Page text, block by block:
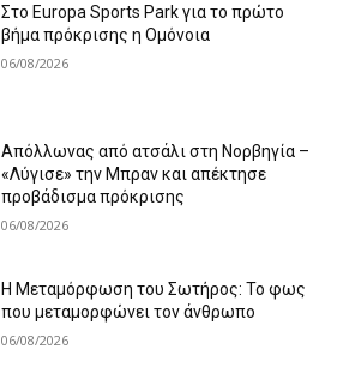
Στο Europa Sports Park για το πρώτο
βήμα πρόκρισης η Ομόνοια
06/08/2026
Απόλλωνας από ατσάλι στη Νορβηγία –
«Λύγισε» την Μπραν και απέκτησε
προβάδισμα πρόκρισης
06/08/2026
Η Μεταμόρφωση του Σωτήρος: Το φως
που μεταμορφώνει τον άνθρωπο
06/08/2026